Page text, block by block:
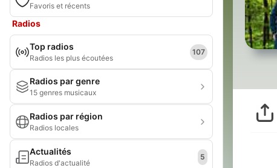
Favoris et récents
Radios
Top radios
Radios les plus écoutées
107
Radios par genre
15 genres musicaux
Radios par région
Radios locales
Actualités
Radios d'actualité
5